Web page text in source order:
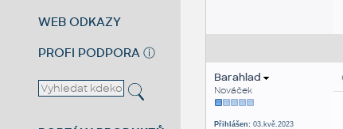
WEB ODKAZY
PROFI PODPORA ⓘ
Barahlad
Nováček
Přihlášen:03.kvě.2023